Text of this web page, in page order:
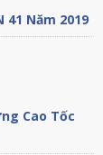
41 Năm 2019
Cao Tốc